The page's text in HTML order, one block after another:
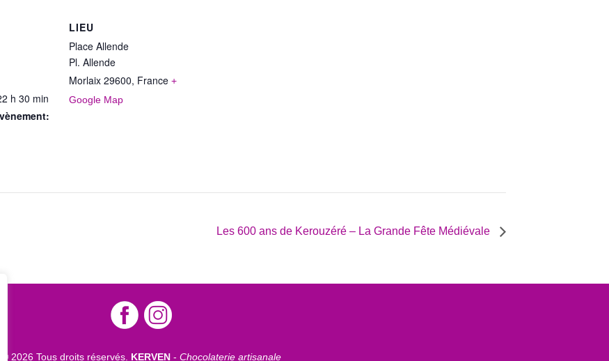
h 30 min
LIEU
Place Allende
Pl. Allende
Morlaix 29600, France +
Google Map
Les 600 ans de Kerouzéré – La Grande Fête Médiévale
© 2026 Tous droits réservés. KERVEN - Chocolaterie artisanale